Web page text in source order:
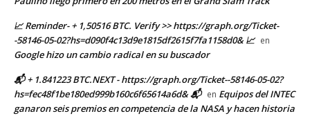
📈 Reminder- + 1,50516 BTC. Verify >> https://graph.org/Ticket-
-58146-05-02?hs=d090f4c13d9e1815df2615f7fa1158d0& 📈 en
Google hizo un cambio radical en su buscador
📬 + 1.841223 BTC.NEXT - https://graph.org/Ticket--58146-05-02?
hs=fec48f1be180ed999b160c6f65614a6d& 📬 en Equipos del INTEC
ganaron seis premios en competencia de la NASA y hacen historia